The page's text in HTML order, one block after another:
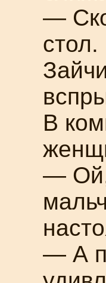
—
стол.
В
—
— А